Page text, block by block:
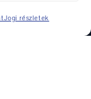
Jogi részletek